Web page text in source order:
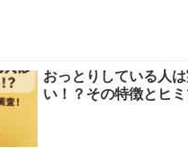
おっとりしている人
い！？その特徴とヒミ